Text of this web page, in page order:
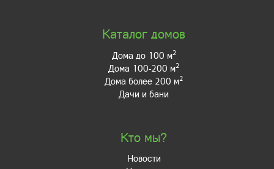
Каталог домов
Дома до 100 м2
Дома 100-200 м2
Дома более 200 м2
Дачи и бани
Кто мы?
Новости